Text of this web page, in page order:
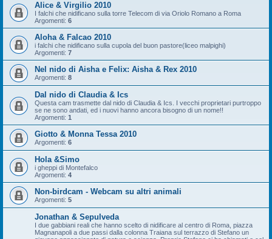
Alice & Virgilio 2010
I falchi che nidificano sulla torre Telecom di via Oriolo Romano a Roma
Argomenti: 6
Aloha & Falcao 2010
i falchi che nidificano sulla cupola del buon pastore(liceo malpighi)
Argomenti: 7
Nel nido di Aisha e Felix: Aisha & Rex 2010
Argomenti: 8
Dal nido di Claudia & Ics
Questa cam trasmette dal nido di Claudia & Ics. I vecchi proprietari purtroppo
se ne sono andati, ed i nuovi hanno ancora bisogno di un nome!!
Argomenti: 1
Giotto & Monna Tessa 2010
Argomenti: 6
Hola &Simo
i gheppi di Montefalco
Argomenti: 4
Non-birdcam - Webcam su altri animali
Argomenti: 5
Jonathan & Sepulveda
I due gabbiani reali che hanno scelto di nidificare al centro di Roma, piazza
Magnanapoli a due passi dalla colonna Traiana sul terrazzo di Stefano un